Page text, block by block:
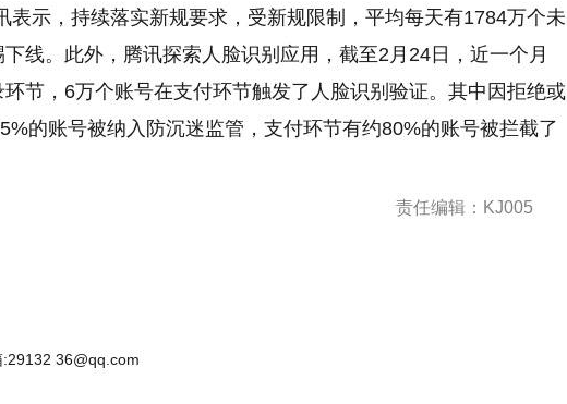
表示，持续落实新规要求，受新规限制，平均每天有1784万个未
下线。此外，腾讯探索人脸识别应用，截至2月24日，近一个月
节，6万个账号在支付环节触发了人脸识别验证。其中因拒绝或
的账号被纳入防沉迷监管，支付环节有约80%的账号被拦截了
责任编辑：KJ005
36@qq.com